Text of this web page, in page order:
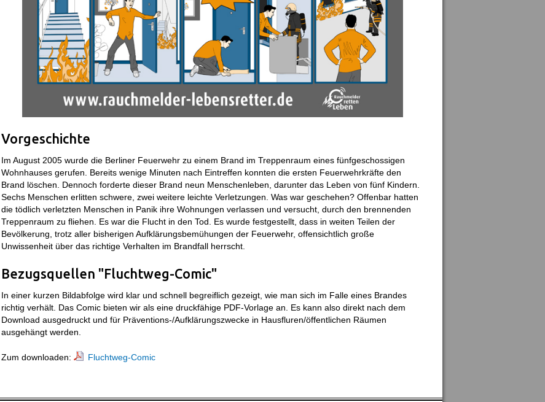
Vorgeschichte
Im August 2005 wurde die Berliner Feuerwehr zu einem Brand im Treppenraum eines fünfgeschossigen
Wohnhauses gerufen. Bereits wenige Minuten nach Eintreffen konnten die ersten Feuerwehrkräfte den
Brand löschen. Dennoch forderte dieser Brand neun Menschenleben, darunter das Leben von fünf Kindern.
Sechs Menschen erlitten schwere, zwei weitere leichte Verletzungen. Was war geschehen? Offenbar hatten
die tödlich verletzten Menschen in Panik ihre Wohnungen verlassen und versucht, durch den brennenden
Treppenraum zu fliehen. Es war die Flucht in den Tod. Es wurde festgestellt, dass in weiten Teilen der
Bevölkerung, trotz aller bisherigen Aufklärungsbemühungen der Feuerwehr, offensichtlich große
Unwissenheit über das richtige Verhalten im Brandfall herrscht.
Bezugsquellen "Fluchtweg-Comic"
In einer kurzen Bildabfolge wird klar und schnell begreiflich gezeigt, wie man sich im Falle eines Brandes
richtig verhält. Das Comic bieten wir als eine druckfähige PDF-Vorlage an. Es kann also direkt nach dem
Download ausgedruckt und für Präventions-/Aufklärungszwecke in Hausfluren/öffentlichen Räumen
ausgehängt werden.
Zum downloaden: Fluchtweg-Comic